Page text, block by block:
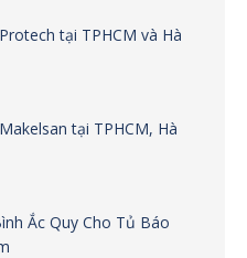
tại TPHCM và Hà
tại TPHCM, Hà
Ắc Quy Cho Tủ Báo